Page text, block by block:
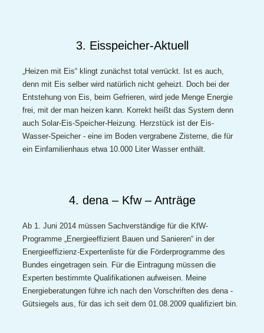
3. Eisspeicher-Aktuell
„Heizen mit Eis“ klingt zunächst total verrückt. Ist es auch,
denn mit Eis selber wird natürlich nicht geheizt. Doch bei der
Entstehung von Eis, beim Gefrieren, wird jede Menge Energie
frei, mit der man heizen kann. Korrekt heißt das System denn
auch Solar-Eis-Speicher-Heizung. Herzstück ist der Eis-
Wasser-Speicher - eine im Boden vergrabene Zisterne, die für
ein Einfamilienhaus etwa 10.000 Liter Wasser enthält.
4. dena – Kfw – Anträge
Ab 1. Juni 2014 müssen Sachverständige für die KfW-
Programme „Energieeffizient Bauen und Sanieren“ in der
Energieeffizienz-Expertenliste für die Förderprogramme des
Bundes eingetragen sein. Für die Eintragung müssen die
Experten bestimmte Qualifikationen aufweisen. Meine
Energieberatungen führe ich nach den Vorschriften des dena -
Gütsiegels aus, für das ich seit dem 01.08.2009 qualifiziert bin.